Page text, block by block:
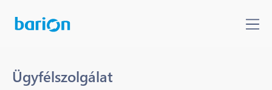
Ügyfélszolgálat